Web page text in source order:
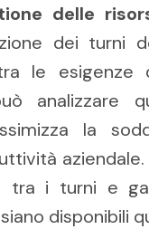
delle
dei turni
le esigenze
analizzare
la
tra i turni e
disponibili